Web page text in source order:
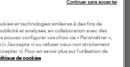
et technologies similaires à des fins de
et analyses, en collaboration avec des
pouvez configurer vos choix via « Paramétrer »,
J’accepte ») ou refuser ceux non strictement
»). Pour en savoir plus sur l’utilisation de
de cookies
Continuer sans accepter